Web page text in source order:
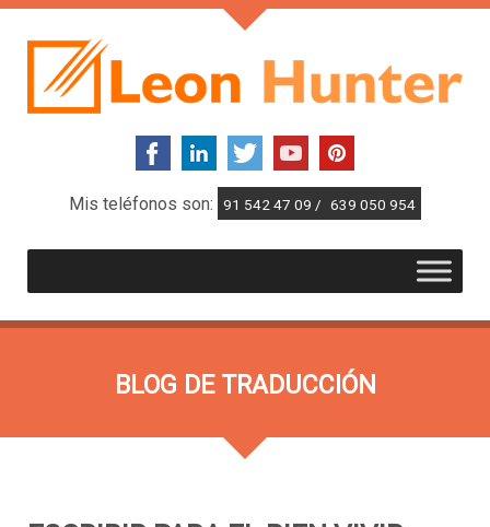
Mis teléfonos son: 91 542 47 09 / 639 050 954
BLOG DE TRADUCCIÓN